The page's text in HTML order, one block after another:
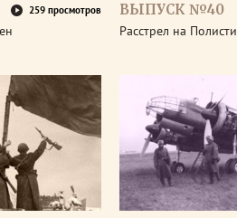
259 просмотров ВЫПУСК №40
Расстрел на Полисти